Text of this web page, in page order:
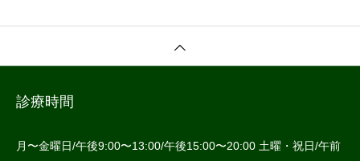
診療時間
月〜金曜日/午後9:00〜13:00/午後15:00〜20:00 土曜・祝日/午前